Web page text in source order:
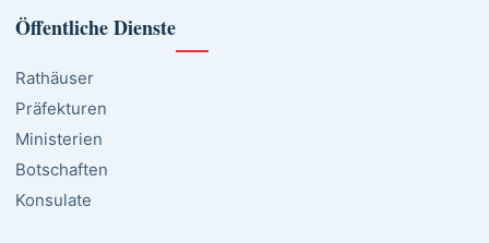
Öffentliche Dienste
Rathäuser
Präfekturen
Ministerien
Botschaften
Konsulate